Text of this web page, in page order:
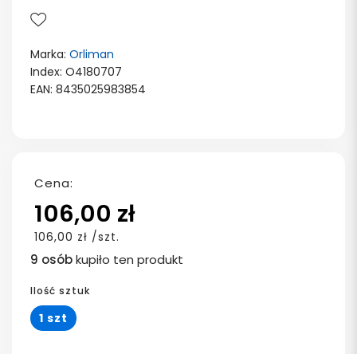
Marka: Orliman
Index: O4180707
EAN: 8435025983854
Cena:
106,00 zł
106,00 zł /szt.
9 osóbkupiło ten produkt
Ilość sztuk
1 szt